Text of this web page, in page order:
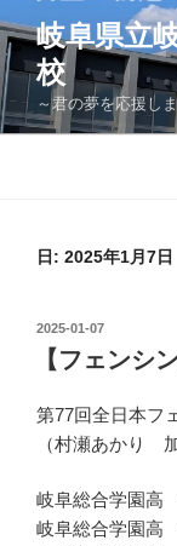
ン
テ
ン
ツ
岐阜県立
～君の夢を応援し
日: 2025年1月7日
投
日:
2025-01-07
【フェンシ
第77回全日本フ
（村瀬あかり
岐阜総合学園高
岐阜総合学園